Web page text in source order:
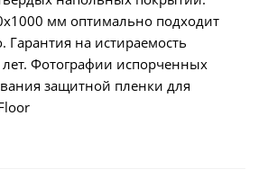
мм оптимально подходит
Гарантия на истираемость
Фотографии испорченных
защитной пленки для